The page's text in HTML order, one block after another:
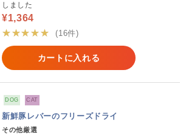
しました
¥1,364
★★★★★
(16件)
カートに入れる
DOG CAT
新鮮豚レバーのフリーズドライ
その他厳選